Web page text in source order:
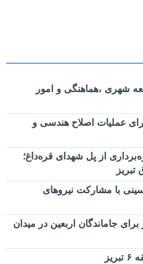
شهری ،هماهنگی و امور
عملیات اصلاح هندسی و
از پل شهدای قره‌داغ؛
با مشارکت نیروهای
شهرداری منطقه ۳ تبریز برای جاماندگان اربعین در میدان